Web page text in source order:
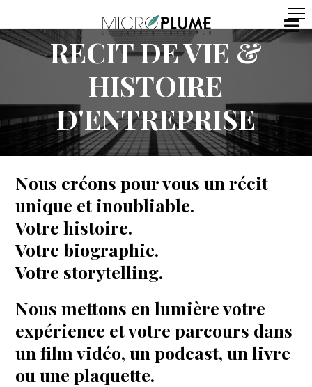
RECIT DE VIE &
HISTOIRE
D'ENTREPRISE
Nous créons pour vous un récit
unique et inoubliable.
Votre histoire.
Votre biographie.
Votre storytelling.
Nous mettons en lumière votre
expérience et votre parcours dans
un film vidéo, un podcast, un livre
ou une plaquette.